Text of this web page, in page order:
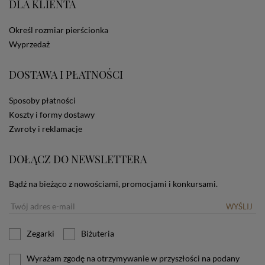
ze Sklepu bez zmiany ustawień w przeglądarce
zamieszczane w urządzeniu końcowym każdego
użytkownika. Jeżeli użytkownik nie wyraża zgody na
informacji o plikach cookies.
DLA KLIENTA
Określ rozmiar pierścionka
Wyprzedaż
DOSTAWA I PŁATNOŚCI
Sposoby płatności
Koszty i formy dostawy
Zwroty i reklamacje
DOŁĄCZ DO NEWSLETTERA
Bądź na bieżąco z nowościami, promocjami i konkursami.
WYŚLIJ
Zegarki Biżuteria
Wyrażam zgodę na otrzymywanie w przyszłości na podany